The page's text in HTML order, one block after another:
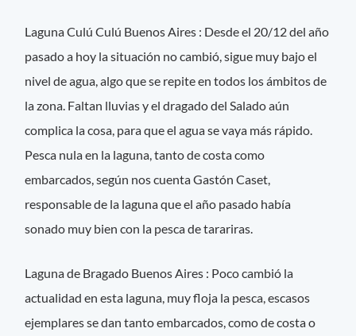
Laguna Culú Culú Buenos Aires : Desde el 20/12 del año
pasado a hoy la situación no cambió, sigue muy bajo el
nivel de agua, algo que se repite en todos los ámbitos de
la zona. Faltan lluvias y el dragado del Salado aún
complica la cosa, para que el agua se vaya más rápido.
Pesca nula en la laguna, tanto de costa como
embarcados, según nos cuenta Gastón Caset,
responsable de la laguna que el año pasado había
sonado muy bien con la pesca de tarariras.
Laguna de Bragado Buenos Aires : Poco cambió la
actualidad en esta laguna, muy floja la pesca, escasos
ejemplares se dan tanto embarcados, como de costa o